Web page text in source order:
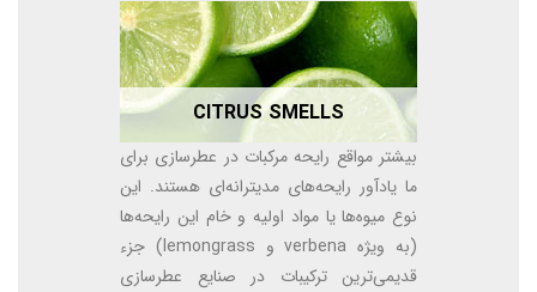
CITRUS SMELLS
بیشتر مواقع رایحه مرکبات در عطرسازی برای
ما یادآور رایحه‌های مدیترانه‌ای هستند. این
نوع میوه‌ها یا مواد اولیه و خام این رایحه‌ها
(به ویژه verbena و lemongrass) جزء
قدیمی‌ترین ترکیبات در صنایع عطرسازی